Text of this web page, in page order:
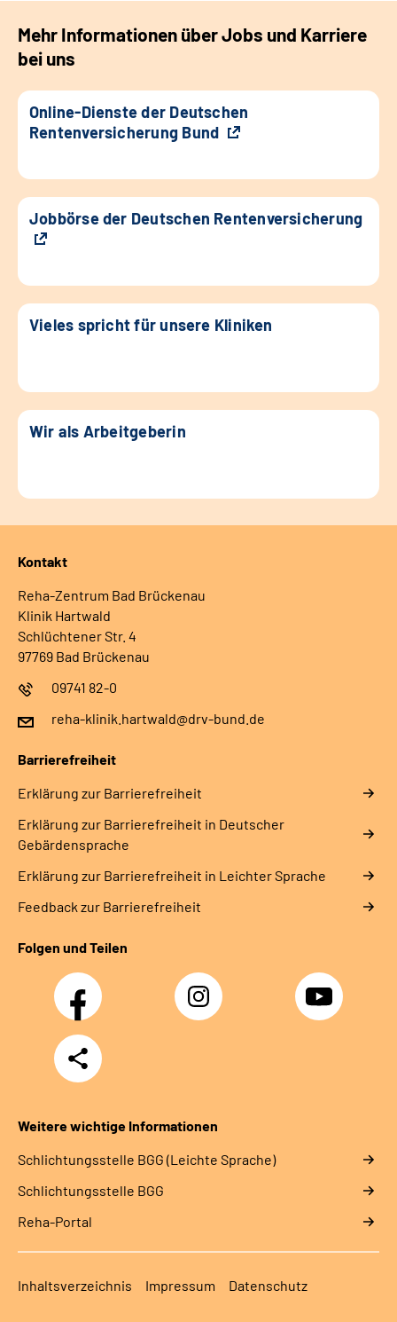
Mehr Informationen über Jobs und Karriere
bei uns
Online-Dienste der Deutschen
Rentenversicherung Bund
Jobbörse der Deutschen Rentenversicherung
Vieles spricht für unsere Kliniken
Wir als Arbeitgeberin
Kontakt
Reha-Zentrum Bad Brückenau
Klinik Hartwald
Schlüchtener Str. 4
97769 Bad Brückenau
09741 82-0
reha-klinik.hartwald@drv-bund.de
Barrierefreiheit
Erklärung zur Barrierefreiheit
Erklärung zur Barrierefreiheit in Deutscher
Gebärdensprache
Erklärung zur Barrierefreiheit in Leichter Sprache
Feedback zur Barrierefreiheit
Folgen und Teilen
Facebook Instagram YouTube
Teilen
Weitere wichtige Informationen
Schlich­tungs­stel­le BGG (Leichte Sprache)
Schlich­tungs­stel­le BGG
Reha-Portal
Inhaltsverzeichnis Impressum Datenschutz